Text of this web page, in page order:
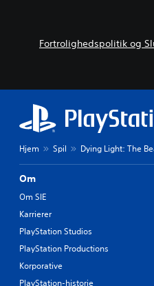
Fortrolighedspolitik og
Hjem Spil Dying Light: The
Om
Om SIE
Karrierer
PlayStation Studios
PlayStation Productions
Korporative
PlayStation-historie